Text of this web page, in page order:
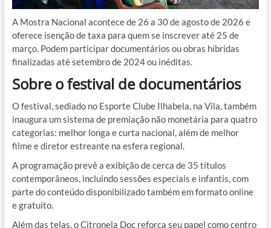
A Mostra Nacional acontecede 26 a 30 de agosto de 2026 e
oferece isenção de taxa para quem se inscrever até 25 de
março. Podem participar documentários ou obras híbridas
finalizadas até setembro de 2024 ou inéditas.
Sobre o festival de documentários
O festival, sediado no Esporte Clube Ilhabela, na Vila, também
inaugura um sistema de premiação não monetária para quatro
categorias: melhor longa e curta nacional, além de melhor
filme e diretor estreante na esfera regional.
A programação prevê a exibição de cerca de 35 títulos
contemporâneos, incluindo sessões especiais e infantis, com
parte do conteúdo disponibilizado também em formato online
e gratuito.
Além das telas, o Citronela Doc reforça seu papel como centro